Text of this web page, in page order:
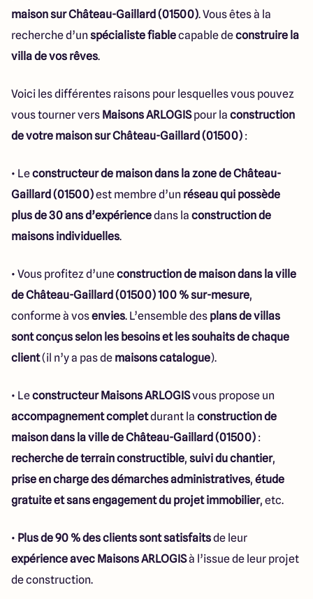
maison sur Château-Gaillard (01500). Vous êtes à la
recherche d’un spécialiste fiablecapable deconstruire la
villa de vos rêves.
Voici les différentes raisons pour lesquelles vous pouvez
vous tourner vers Maisons ARLOGISpour la construction
de votre maison sur Château-Gaillard (01500) :
• Leconstructeur de maison dans la zone de Château-
Gaillard (01500)est membre d’un réseau qui possède
plus de 30 ans d’expériencedans la construction de
maisons individuelles.
• Vous profitez d’uneconstruction de maison dans la ville
de Château-Gaillard (01500) 100 % sur-mesure,
conforme à vosenvies. L’ensemble des plans de villas
sont conçus selon les besoins et les souhaits de chaque
client(il n’y a pas de maisons catalogue).
• Leconstructeur Maisons ARLOGISvous propose un
accompagnement completdurant la construction de
maison dans la ville de Château-Gaillard (01500) :
recherche de terrain constructible, suivi du chantier,
prise en charge des démarches administratives, étude
gratuite et sans engagement du projet immobilier, etc.
• Plus de 90 % des clients sont satisfaitsde leur
expérience avec Maisons ARLOGISà l’issue de leur projet
de construction.